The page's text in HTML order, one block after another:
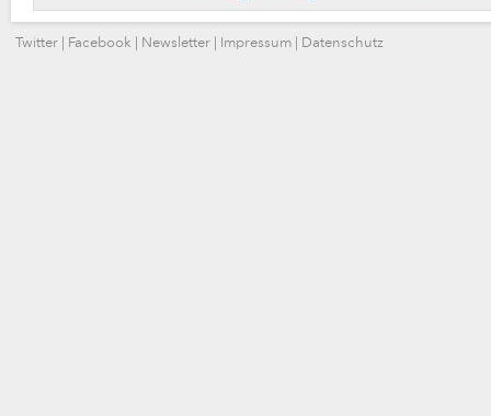
Twitter Facebook Newsletter Impressum Datenschutz